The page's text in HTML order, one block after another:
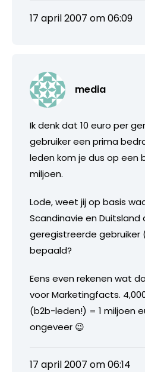
17 april 2007 om 06:09
media
Ik denk dat 10 euro per
gebruiker een prima
leden kom je dus op een
miljoen.
Lode, weet jij op basis
Scandinavie en
geregistreerde gebruiker
bepaald?
Eens even rekenen wat
voor Marketingfacts.
(b2b-leden!) = 1 miljoen
ongeveer 😉
17 april 2007 om 06:14